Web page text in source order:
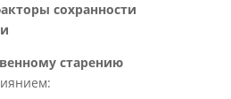
сохранности
старению